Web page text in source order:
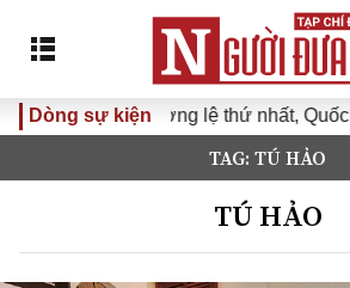
Dòng sự kiện
lệ thứ nhất, Quốc hội khóa XVI
TAG: TÚ HẢO
TÚ HẢO